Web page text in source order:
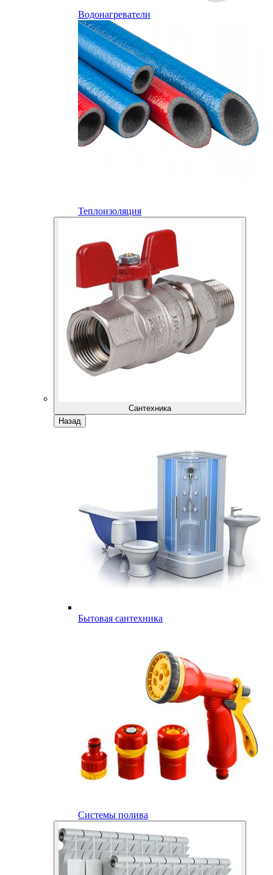
Водонагреватели
Теплоизоляция
Сантехника
Назад
Бытовая сантехника
Системы полива